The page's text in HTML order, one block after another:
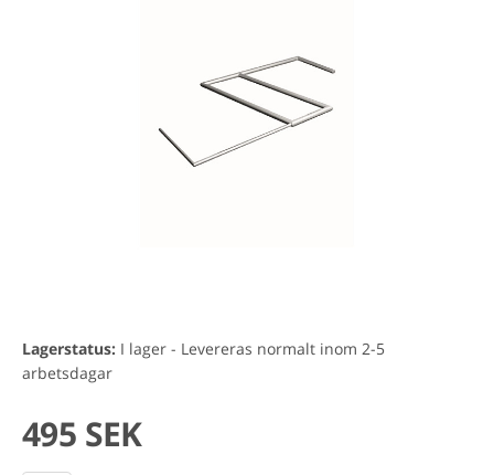
Lagerstatus: I lager - Levereras normalt inom 2-5
arbetsdagar
495 SEK